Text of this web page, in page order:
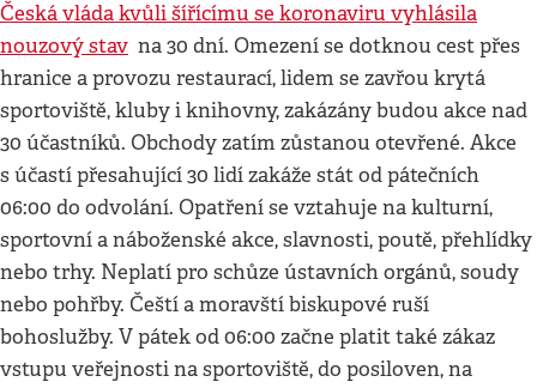
Česká vláda kvůli šířícímu se koronaviru vyhlásila
nouzový stav na 30 dní. Omezení se dotknou cest přes
hranice a provozu restaurací, lidem se zavřou krytá
sportoviště, kluby i knihovny, zakázány budou akce nad
30 účastníků. Obchody zatím zůstanou otevřené. Akce
s účastí přesahující 30 lidí zakáže stát od pátečních
06:00 do odvolání. Opatření se vztahuje na kulturní,
sportovní a náboženské akce, slavnosti, poutě, přehlídky
nebo trhy. Neplatí pro schůze ústavních orgánů, soudy
nebo pohřby. Čeští a moravští biskupové ruší
bohoslužby. V pátek od 06:00 začne platit také zákaz
vstupu veřejnosti na sportoviště, do posiloven, na